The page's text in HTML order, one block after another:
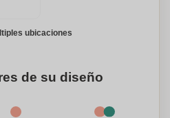
ubicaciones
de su diseño